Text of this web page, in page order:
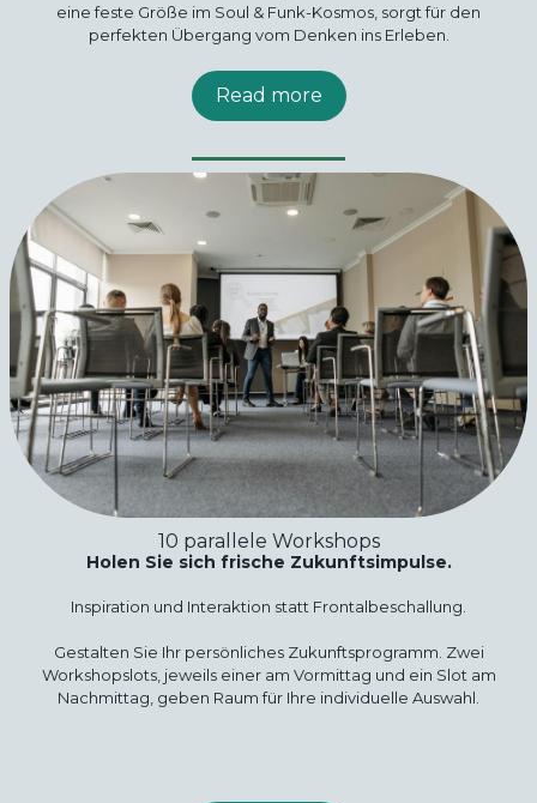
eine feste Größe im Soul & Funk-Kosmos, sorgt für den
perfekten Übergang vom Denken ins Erleben.
Read more
10 parallele Workshops
Holen Sie sich frische Zukunftsimpulse.
Inspiration und Interaktion statt Frontalbeschallung.
Gestalten Sie Ihr persönliches Zukunftsprogramm. Zwei
Workshopslots, jeweils einer am Vormittag und ein Slot am
Nachmittag, geben Raum für Ihre individuelle Auswahl.